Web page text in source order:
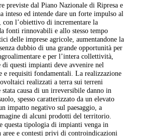
previste dal Piano Nazionale di Ripresa e
inteso ed intende dare un forte impulso al
l’obiettivo di incrementare la
fonti rinnovabili e allo stesso tempo
delle imprese agricole, aumentandone la
dubbio di una grande opportunità per
e per l’intera collettività,
questi impianti deve avvenire nel
e requisiti fondamentali. La realizzazione
realizzati a terra sui terreni
causa di un irreversibile danno in
spesso caratterizzato da un elevato
impatto negativo sul paesaggio, a
di alcuni prodotti del territorio.
questa tipologia di impianti venga in
aree e contesti privi di controindicazioni